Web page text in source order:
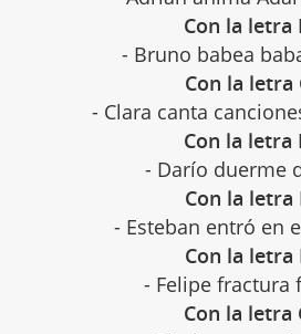
Con la letra
- Bruno babea
Con la letra
- Clara canta
Con la letra
- Darío duerme
Con la letra
- Esteban entró en
Con la letra
- Felipe fractura
Con la letra